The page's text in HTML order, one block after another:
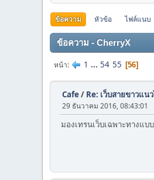
ข้อความ หัวข้อ ไฟล์แนบ
ข้อความ - CherryX
หน้า 1 ... 54 55 56
Cafe/ Re: เว็บสายขาวแ
29 ธันวาคม 2016, 08:43:01
มองเทรนเว็บเฉพาะทางแบ